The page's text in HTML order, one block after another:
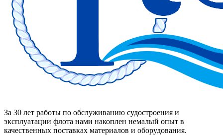
За 30 лет работы по обслуживанию судостроения и
эксплуатации флота нами накоплен немалый опыт в
качественных поставках материалов и оборудования.